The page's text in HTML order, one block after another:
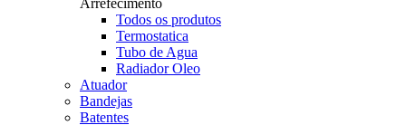
Arrefecimento
Todos os produtos
Termostatica
Tubo de Agua
Radiador Oleo
Atuador
Bandejas
Batentes